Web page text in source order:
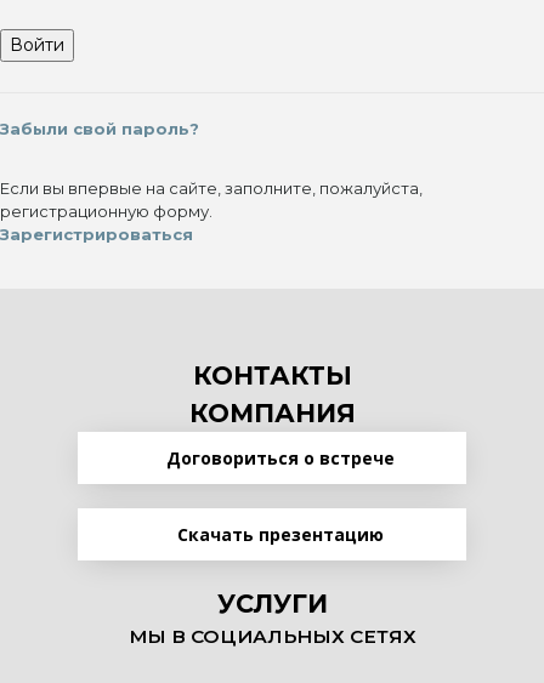
Забыли свой пароль?
Если вы впервые на сайте, заполните, пожалуйста,
регистрационную форму.
Зарегистрироваться
КОНТАКТЫ
КОМПАНИЯ
Договориться о встрече
Скачать презентацию
УСЛУГИ
МЫ В СОЦИАЛЬНЫХ СЕТЯХ